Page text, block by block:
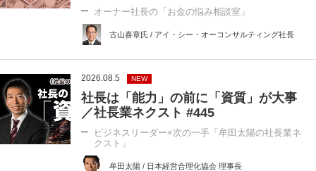
オーナー社長の「お金の悩み相談室」
古山喜章氏 / アイ・シー・オーコンサルティング社長
2026.08.5 NEW
社長は「能力」の前に「資質」が大事
／社長業ネクスト #445
ビジネスリーダー×次の一手「牟田太陽の社長業ネ
クスト」
牟田太陽 / 日本経営合理化協会 理事長